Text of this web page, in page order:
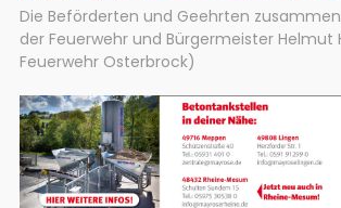
Die Beförderten und Geehrten
der Feuerwehr und Bürgermeister Helmut
Feuerwehr Osterbrock)